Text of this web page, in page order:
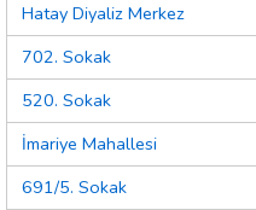
Hatay Diyaliz Merkez
702. Sokak
520. Sokak
İmariye Mahallesi
691/5. Sokak